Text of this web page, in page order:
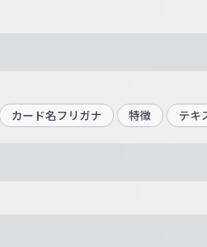
カード名フリガナ 特徴 テキ